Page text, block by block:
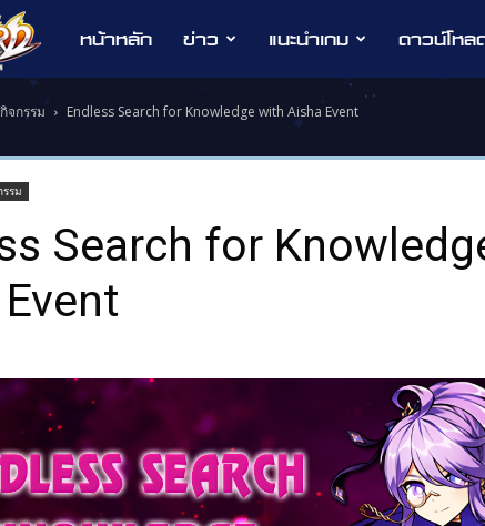
Elsword
หน้าหลัก ข่าว แนะนำเกม ดาวน์โหล
กิจกรรม Endless Search for Knowledge with Aisha Event
รม
Search for